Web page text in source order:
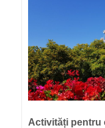
Activități pentru